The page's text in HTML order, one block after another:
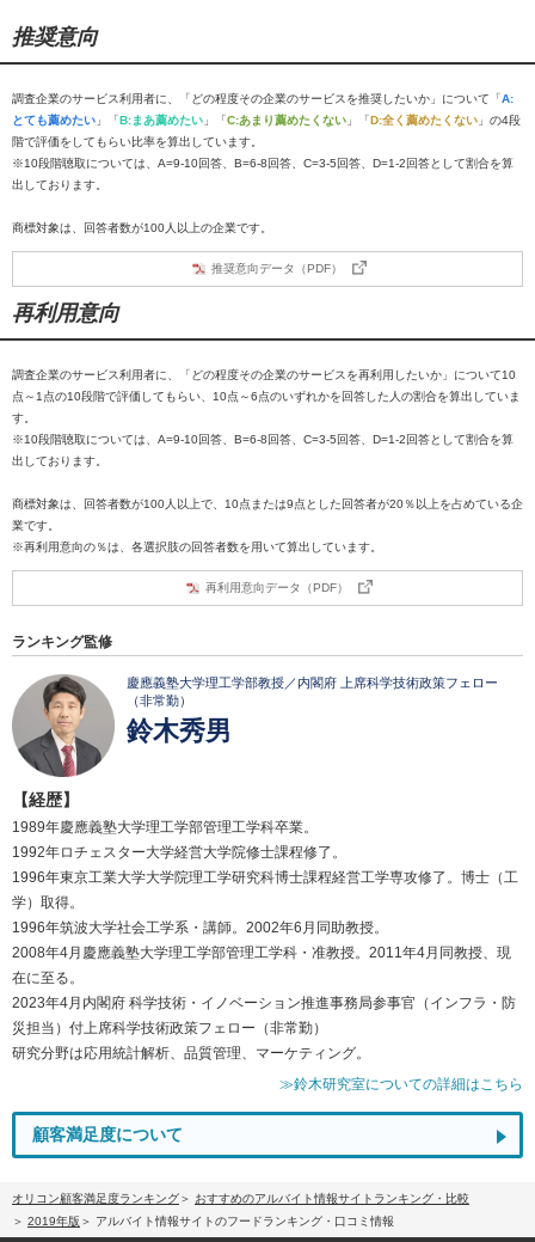
推奨意向
調査企業のサービス利用者に、「どの程度その企業のサービスを推奨したいか」について「A:
とても薦めたい 」「B:まあ薦めたい 」「C:あまり薦めたくない 」「D:全く薦めたくない 」の4段
階で評価をしてもらい比率を算出しています。
※10段階聴取については、A=9-10回答、B=6-8回答、C=3-5回答、D=1-2回答として割合を算
出しております。
商標対象は、回答者数が100人以上の企業です。
推奨意向データ（PDF）
再利用意向
調査企業のサービス利用者に、「どの程度その企業のサービスを再利用したいか」について10
点～1点の10段階で評価してもらい、10点～6点のいずれかを回答した人の割合を算出していま
す。
※10段階聴取については、A=9-10回答、B=6-8回答、C=3-5回答、D=1-2回答として割合を算
出しております。
商標対象は、回答者数が100人以上で、10点または9点とした回答者が20％以上を占めている企
業です。
※再利用意向の％は、各選択肢の回答者数を用いて算出しています。
再利用意向データ（PDF）
ランキング監修
慶應義塾大学理工学部教授／内閣府 上席科学技術政策フェロー
（非常勤）
鈴木秀男
【経歴】
1989年慶應義塾大学理工学部管理工学科卒業。
1992年ロチェスター大学経営大学院修士課程修了。
1996年東京工業大学大学院理工学研究科博士課程経営工学専攻修了。博士（工
学）取得。
1996年筑波大学社会工学系・講師。2002年6月同助教授。
2008年4月慶應義塾大学理工学部管理工学科・准教授。2011年4月同教授、現
在に至る。
2023年4月内閣府 科学技術・イノベーション推進事務局参事官（インフラ・防
災担当）付上席科学技術政策フェロー（非常勤）
研究分野は応用統計解析、品質管理、マーケティング。
≫鈴木研究室についての詳細はこちら
顧客満足度について
オリコン顧客満足度ランキング
おすすめのアルバイト情報サイトランキング・比較
2019年版
アルバイト情報サイトのフードランキング・口コミ情報